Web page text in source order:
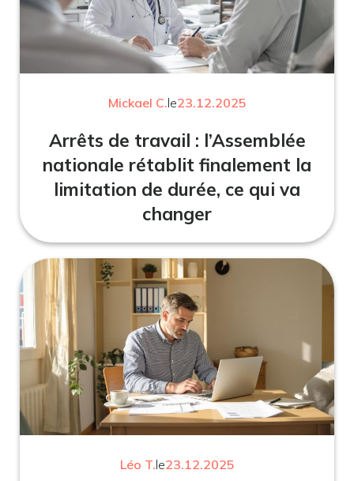
Mickael C.le23.12.2025
Arrêts de travail : l’Assemblée
nationale rétablit finalement la
limitation de durée, ce qui va
changer
Léo T.le23.12.2025